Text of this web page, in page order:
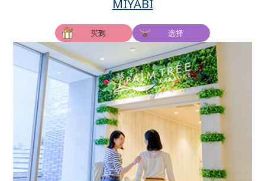
MIYABI
买到 选择